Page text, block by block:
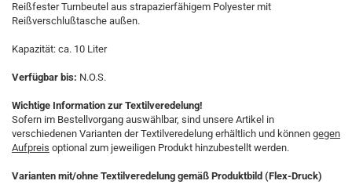
Reißfester Turnbeutel aus strapazierfähigem Polyester mit
Reißverschlußtasche außen.
Kapazität: ca. 10 Liter
Verfügbar bis: N.O.S.
Wichtige Information zur Textilveredelung!
Sofern im Bestellvorgang auswählbar, sind unsere Artikel in
verschiedenen Varianten der Textilveredelung erhältlich und können gegen
Aufpreis optional zum jeweiligen Produkt hinzubestellt werden.
Varianten mit/ohne Textilveredelung gemäß Produktbild (Flex-Druck)